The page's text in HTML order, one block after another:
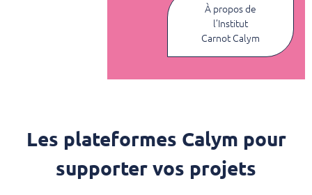
À propos de
l’Institut
Carnot Calym
Les plateformes Calym pour
supporter vos projets